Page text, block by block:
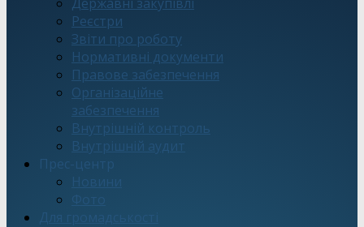
Реєстри
Звіти про роботу
Нормативні документи
Правове забезпечення
Організаційне
забезпечення
Внутрішній контроль
Внутрішній аудит
Прес-центр
Новини
Фото
Для громадськості